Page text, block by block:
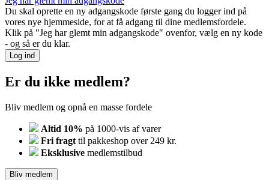
Du skal oprette en ny adgangskode første gang du logger ind på
vores nye hjemmeside, for at få adgang til dine medlemsfordele.
Klik på "Jeg har glemt min adgangskode" ovenfor, vælg en ny kode
- og så er du klar.
Log ind
Er du ikke medlem?
Bliv medlem og opnå en masse fordele
Altid 10% på 1000-vis af varer
Fri fragt til pakkeshop over 249 kr.
Eksklusive medlemstilbud
Bliv medlem